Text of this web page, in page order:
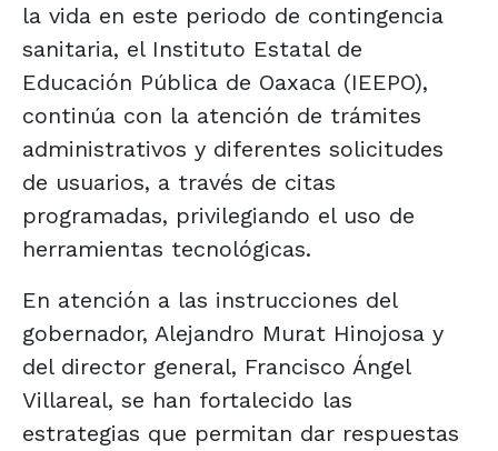
la vida en este periodo de contingencia
sanitaria, el Instituto Estatal de
Educación Pública de Oaxaca (IEEPO),
continúa con la atención de trámites
administrativos y diferentes solicitudes
de usuarios, a través de citas
programadas, privilegiando el uso de
herramientas tecnológicas.
En atención a las instrucciones del
gobernador, Alejandro Murat Hinojosa y
del director general, Francisco Ángel
Villareal, se han fortalecido las
estrategias que permitan dar respuestas